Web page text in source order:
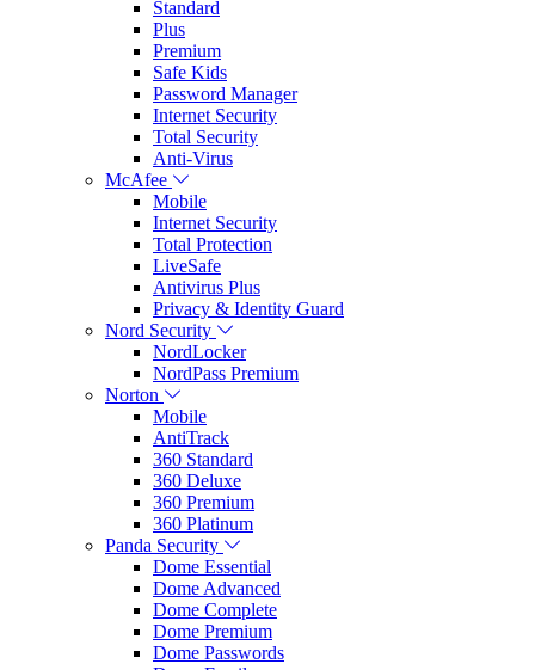
Standard
Plus
Premium
Safe Kids
Password Manager
Internet Security
Total Security
Anti-Virus
McAfee
Mobile
Internet Security
Total Protection
LiveSafe
Antivirus Plus
Privacy & Identity Guard
Nord Security
NordLocker
NordPass Premium
Norton
Mobile
AntiTrack
360 Standard
360 Deluxe
360 Premium
360 Platinum
Panda Security
Dome Essential
Dome Advanced
Dome Complete
Dome Premium
Dome Passwords